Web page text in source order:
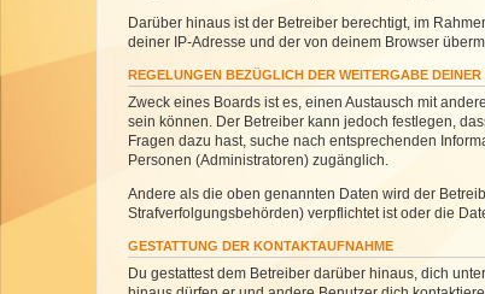
Darüber hinaus ist der Betreiber berechtigt, im
deiner IP-Adresse und der von deinem Browser
REGELUNGEN BEZÜGLICH DER WEITERGABE DEINER
Zweck eines Boards ist es, einen Austausch mit
sein können. Der Betreiber kann jedoch festlegen,
Fragen dazu hast, suche nach entsprechenden
Personen (Administratoren) zugänglich.
Andere als die oben genannten Daten wird der
Strafverfolgungsbehörden) verpflichtet ist oder die
GESTATTUNG DER KONTAKTAUFNAHME
Du gestattest dem Betreiber darüber hinaus, dich